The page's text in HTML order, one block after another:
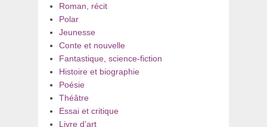
Roman, récit
Polar
Jeunesse
Conte et nouvelle
Fantastique, science-fiction
Histoire et biographie
Poésie
Théâtre
Essai et critique
Livre d’art